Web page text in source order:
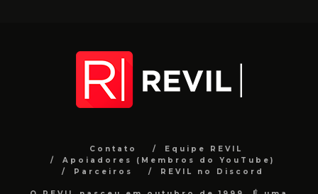
Contato
Equipe REVIL
Apoiadores (Membros do YouTube)
Parceiros
REVIL no Discord